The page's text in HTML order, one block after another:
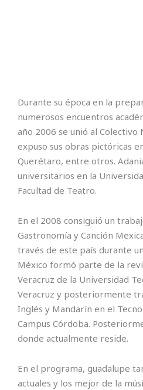
Durante su época en la
numerosos encuentros
año 2006 se unió al Colectivo
expuso sus obras pictóricas
Querétaro, entre otros.
universitarios en la
Facultad de Teatro.
En el 2008 consiguió un
Gastronomía y Canción
través de este país durante
México formó parte de la
Veracruz de la Universidad
Veracruz y posteriormente
Inglés y Mandarín en el
Campus Córdoba.
donde actualmente reside.
En el programa, guadalupe
actuales y los mejor de la